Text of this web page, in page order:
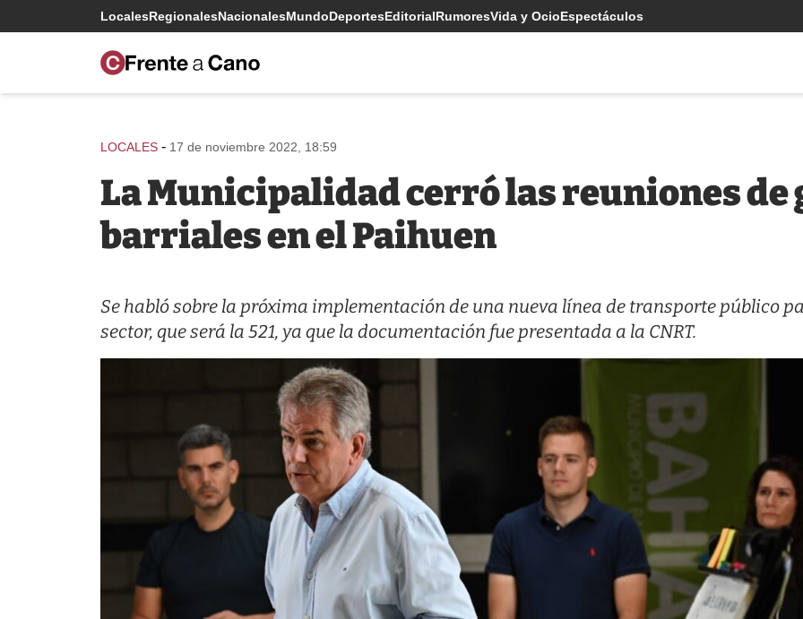
LocalesRegionalesNacionalesMundoDeportesEditorialRumoresVida y OcioEspectáculos
LOCALES - 17 de noviembre 2022, 18:59
La Municipalidad cerró las reuniones de
barriales en el Paihuen
Se habló sobre la próxima implementación de una nueva línea de transporte público
sector, que será la 521, ya que la documentación fue presentada a la CNRT.